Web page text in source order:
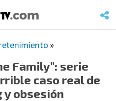
»
Family”: serie
caso real de
y obsesión